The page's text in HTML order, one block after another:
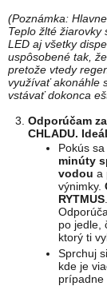
(Poznámka:
Teplo žlté žiarovky
LED aj všetky
uspôsobené tak,
pretože vtedy
využívať akonáhle
vstávať dokonca
Odporúčam
CHLADU.
Pokús
minúty
vodou a
výnimky.
RYTMUS
po jedle,
ktorý ti
Sprchuj
kde je
prípadne